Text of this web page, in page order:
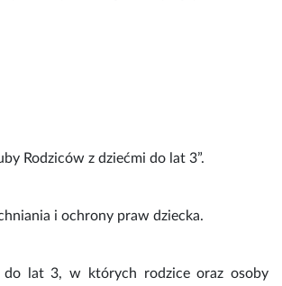
Rodziców z dziećmi do lat 3”.
i ochrony praw dziecka.
do lat 3, w których rodzice oraz osoby